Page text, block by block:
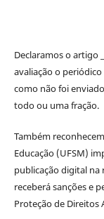
Declaramos o artigo
avaliação o
como não foi
todo ou uma fração.
Também
Educação (UFSM)
publicação digital
receberá sanções e
Proteção de Direitos